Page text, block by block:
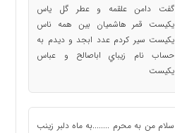
گفت دامن علقمه و عطر گل ياس
يكيست قمر هاشميان بين همه ناس
يكيست سير كردم عدد ابجد و ديدم به
حساب نام زيباي اباصالح و عباس
يكيست
سلام من به محرم ........به ماه دلبر زینب